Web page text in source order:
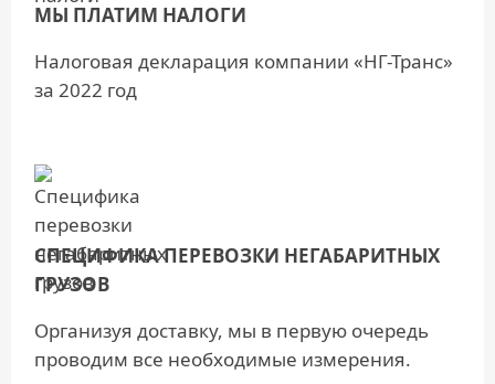
МЫ ПЛАТИМ НАЛОГИ
Налоговая декларация компании «НГ-Транс»
за 2022 год
СПЕЦИФИКА ПЕРЕВОЗКИ НЕГАБАРИТНЫХ
ГРУЗОВ
Организуя доставку, мы в первую очередь
проводим все необходимые измерения.